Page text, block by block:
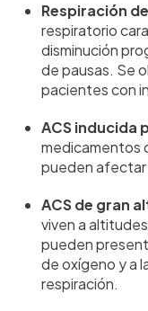
Respiración
respiratorio
disminución
de pausas. Se
pacientes con
ACS inducida
medicamentos
pueden afectar
ACS de gran
viven a
pueden
de oxígeno y a
respiración.